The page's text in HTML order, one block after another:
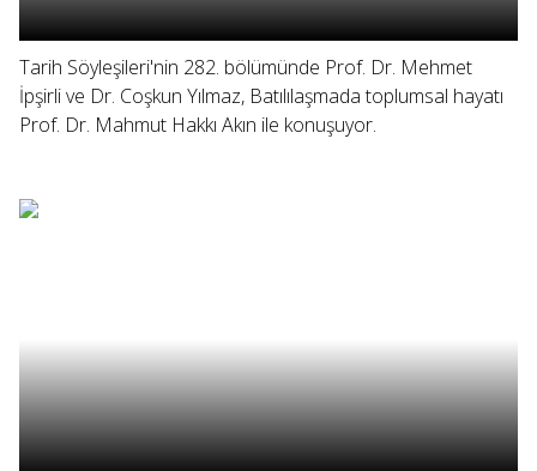
Tarih Söyleşileri'nin 282. bölümünde Prof. Dr. Mehmet
İpşirli ve Dr. Coşkun Yılmaz, Batılılaşmada toplumsal hayatı
Prof. Dr. Mahmut Hakkı Akın ile konuşuyor.